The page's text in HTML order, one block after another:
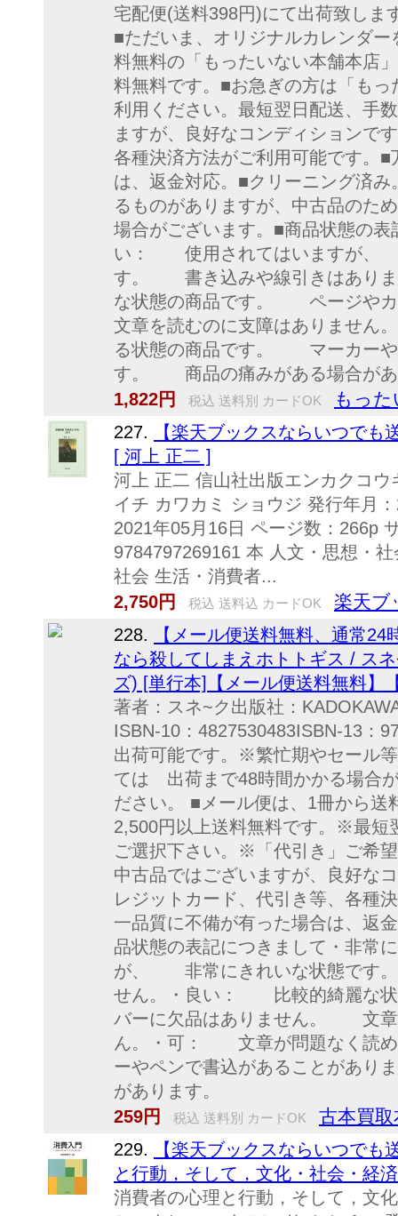
宅配便(送料398円)にて出荷致しま
■ただいま、オリジナルカレンダ
料無料の「もったいない本舗本店
料無料です。■お急ぎの方は「も
利用ください。最短翌日配送、手
ますが、良好なコンディションで
各種決済方法がご利用可能です。
は、返金対応。■クリーニング済
るものがありますが、中古品のた
場合がございます。■商品状態の
い： 使用されてはいますが、
す。 書き込みや線引きはあり
な状態の商品です。 ページや
文章を読むのに支障はありませ
る状態の商品です。 マーカーや
す。 商品の痛みがある場合があ
1,822円
税込 送料別 カードOK もっ
227.
【楽天ブックスならいつで
[ 河上 正二 ]
河上 正二 信山社出版エンカクコ
イチ カワカミ ショウジ 発行年月
2021年05月16日 ページ数：266p
9784797269161 本 人文・思想・
社会 生活・消費者...
2,750円
税込 送料込 カードOK 楽天ブ
228.
【メール便送料無料、通常
なら殺してしまえホトトギス / ス
ズ) [単行本]【メール便送料無料】
著者：スネ~ク出版社：
ISBN-10：4827530483ISBN-13：
出荷可能です。※繁忙期やセール
ては 出荷まで48時間かかる場合
ださい。 ■メール便は、1冊から
2,500円以上送料無料です。※最短
ご選択下さい。※「代引き」ご希
中古品ではございますが、良好な
レジットカード、代引き等、各種
一品質に不備が有った場合は、返
品状態の表記につきまして・非
が、 非常にきれいな状態です
せん。・良い： 比較的綺麗な
バーに欠品はありません。 文章
ん。・可： 文章が問題なく読
ーやペンで書込があることがあ
があります。
259円
税込 送料別 カードOK 古本買
229.
【楽天ブックスならいつで
と行動，そして，文化・社会・経
消費者の心理と行動，そして，文